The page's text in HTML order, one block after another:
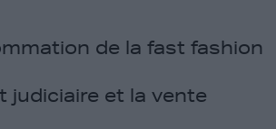
de la fast fashion
judiciaire et la vente